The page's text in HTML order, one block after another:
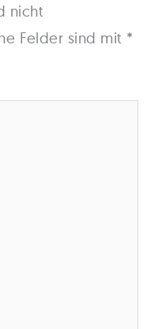
nicht
Felder sind mit *